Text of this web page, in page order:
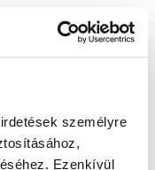
személyre
Ezenkívül